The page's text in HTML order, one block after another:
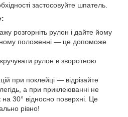
застосовуйте шпатель.
розгорніть рулон і дайте йому
положенні — це допоможе
рулон в зворотною
при поклейці — відрізайте
а при приклеюванні не
на 30° відносно поверхні. Це
рівно!